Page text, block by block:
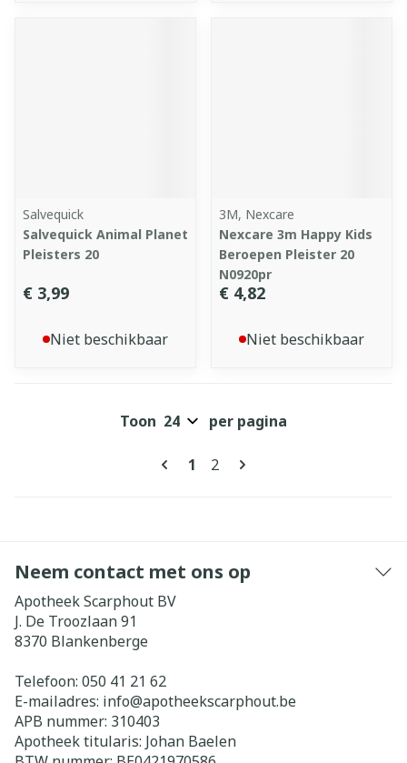
Salvequick
Salvequick Animal Planet
Pleisters 20
€ 3,99
Niet beschikbaar
3M, Nexcare
Nexcare 3m Happy Kids
Beroepen Pleister 20
N0920pr
€ 4,82
Niet beschikbaar
Pagina's
U lees momenteel pagina
1 Pagina
2
Toon per pagina
Neem contact met ons op
Apotheek Scarphout BV
J. De Troozlaan 91
8370 Blankenberge
Telefoon: 050 41 21 62
E-mailadres: info@apotheekscarphout.be
APB nummer: 310403
Apotheek titularis: Johan Baelen